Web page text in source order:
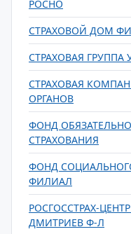
РОСНО
СТРАХОВОЙ ДОМ
СТРАХОВАЯ
СТРАХОВАЯ
ОРГАНОВ
ФОНД
СТРАХОВАНИЯ
ФОНД
ФИЛИАЛ
РОСГОССТРАХ-
ДМИТРИЕВ Ф-Л